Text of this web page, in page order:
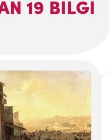
19 BILGI